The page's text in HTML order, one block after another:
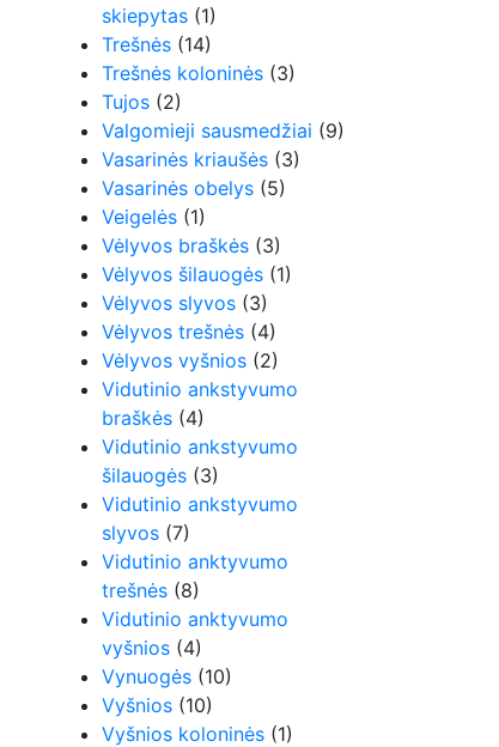
skiepytas (1)
Trešnės (14)
Trešnės koloninės (3)
Tujos (2)
Valgomieji sausmedžiai (9)
Vasarinės kriaušės (3)
Vasarinės obelys (5)
Veigelės (1)
Vėlyvos braškės (3)
Vėlyvos šilauogės (1)
Vėlyvos slyvos (3)
Vėlyvos trešnės (4)
Vėlyvos vyšnios (2)
Vidutinio ankstyvumo
braškės (4)
Vidutinio ankstyvumo
šilauogės (3)
Vidutinio ankstyvumo
slyvos (7)
Vidutinio anktyvumo
trešnės (8)
Vidutinio anktyvumo
vyšnios (4)
Vynuogės (10)
Vyšnios (10)
Vyšnios koloninės (1)